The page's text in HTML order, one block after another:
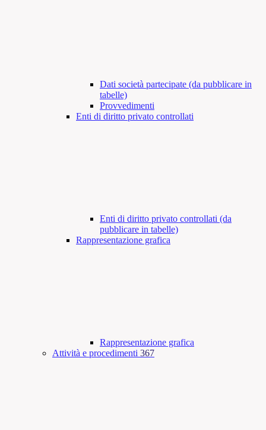
Dati società partecipate (da pubblicare in
tabelle)
Provvedimenti
Enti di diritto privato controllati
Enti di diritto privato controllati (da
pubblicare in tabelle)
Rappresentazione grafica
Rappresentazione grafica
Attività e procedimenti 367